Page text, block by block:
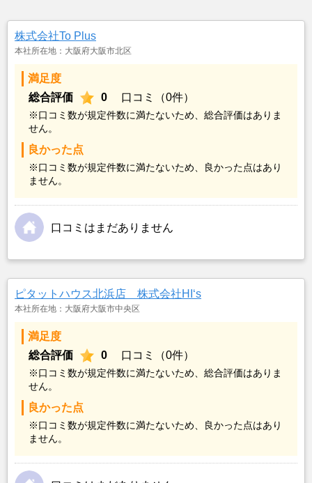
株式会社To Plus
本社所在地：大阪府大阪市北区
満足度
総合評価
0 口コミ（0件）
※口コミ数が規定件数に満たないため、総合評価はありま
せん。
良かった点
※口コミ数が規定件数に満たないため、良かった点はあり
ません。
口コミはまだありません
ピタットハウス北浜店 株式会社HI‘s
本社所在地：大阪府大阪市中央区
満足度
総合評価
0 口コミ（0件）
※口コミ数が規定件数に満たないため、総合評価はありま
せん。
良かった点
※口コミ数が規定件数に満たないため、良かった点はあり
ません。